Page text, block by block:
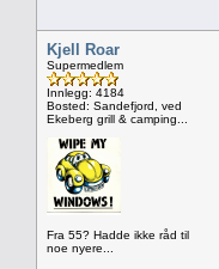
Kjell Roar
Supermedlem
Innlegg: 4184
Bosted: Sandefjord, ved
Ekeberg grill & camping...
Fra 55? Hadde ikke råd til
noe nyere...